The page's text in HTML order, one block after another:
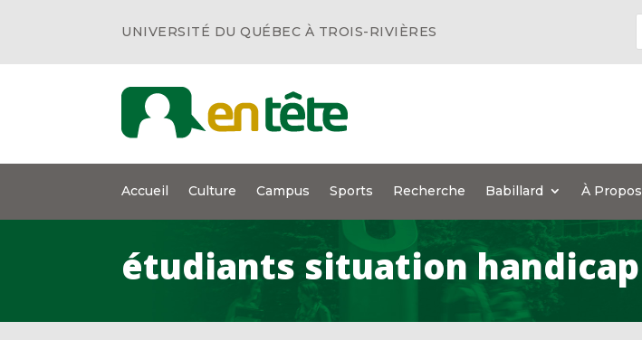
UNIVERSITÉ DU QUÉBEC À TROIS-RIVIÈRES
Accueil Culture Campus Sports Recherche Babillard À Propos
étudiants situation handicap